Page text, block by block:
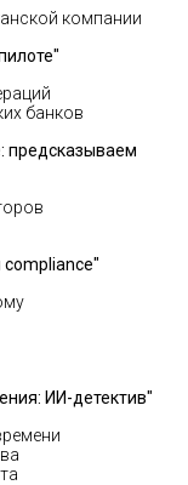
компании
банков
предсказываем
compliance"
ИИ-детектив"